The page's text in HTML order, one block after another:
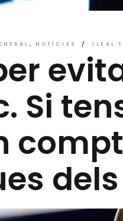
NOTÍCIES LLEAL